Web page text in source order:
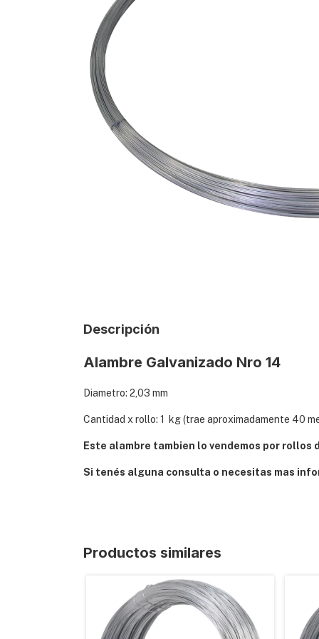
Descripción
Alambre Galvanizado Nro 14
Diametro: 2,03 mm
Cantidad x rollo: 1 kg (trae aproximadamente 40
Este alambre tambien lo vendemos por
Si tenés alguna consulta o necesitas mas
Productos similares